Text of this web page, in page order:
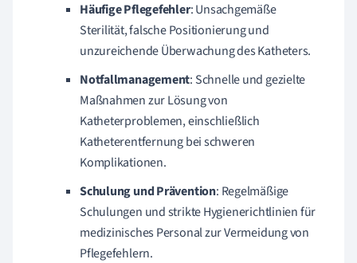
Häufige Pflegefehler: Unsachgemäße
Sterilität, falsche Positionierung und
unzureichende Überwachung des Katheters.
Notfallmanagement: Schnelle und gezielte
Maßnahmen zur Lösung von
Katheterproblemen, einschließlich
Katheterentfernung bei schweren
Komplikationen.
Schulung und Prävention: Regelmäßige
Schulungen und strikte Hygienerichtlinien für
medizinisches Personal zur Vermeidung von
Pflegefehlern.